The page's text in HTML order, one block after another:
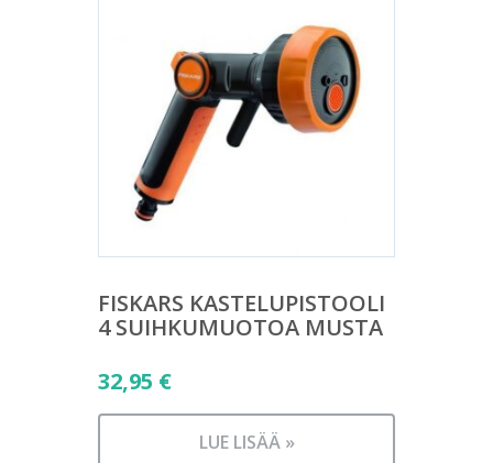
FISKARS KASTELUPISTOOLI
4 SUIHKUMUOTOA MUSTA
32,95 €
LUE LISÄÄ »